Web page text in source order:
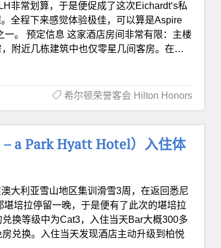
非常划算，于是便促成了这次Eichardt‘s私
全程下来感觉体验极佳，可以算是Aspire
一。 预定信息 这家酒店房间非常有限：主楼
，附近几栋建筑中也仅零星几间客房。在…
希尔顿荣誉客会 Hilton Honors
a Park Hyatt Hotel）入住体
大利亚雪山地区集训滑雪3周，在返回悉尼
培拉停留一晚，于是便有了此次的堪培拉
换等级中为Cat3，入住当天Bar大概300多
兑换。入住当天发现酒店主动升级到柏悦